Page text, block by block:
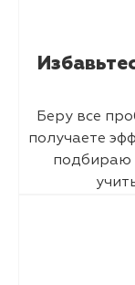
Беру все
получаете
подбираю